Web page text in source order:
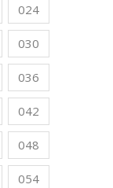
024
030
036
042
048
054